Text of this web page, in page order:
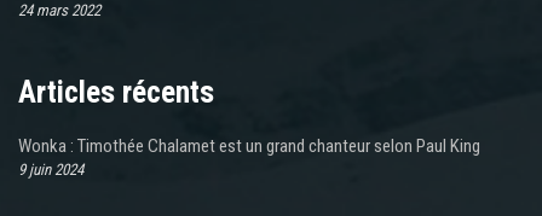
24 mars 2022
Articles récents
Wonka : Timothée Chalamet est un grand chanteur selon Paul King
9 juin 2024